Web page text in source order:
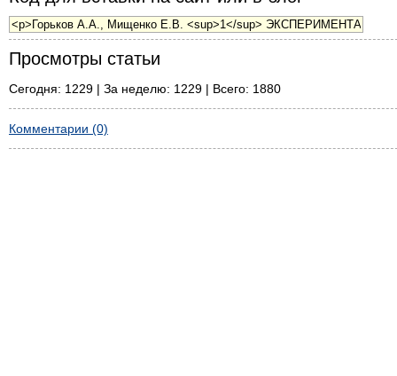
Просмотры статьи
Сегодня: 1229 | За неделю: 1229 | Всего: 1880
Комментарии (0)